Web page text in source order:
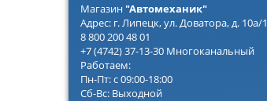
Магазин"Автомеханик"
Адрес: г. Липецк, ул. Доватора, д. 10а/1
8 800 200 48 01
+7 (4742) 37-13-30 Многоканальный
Работаем:
Пн-Пт: с 09:00-18:00
Сб-Вс: Выходной